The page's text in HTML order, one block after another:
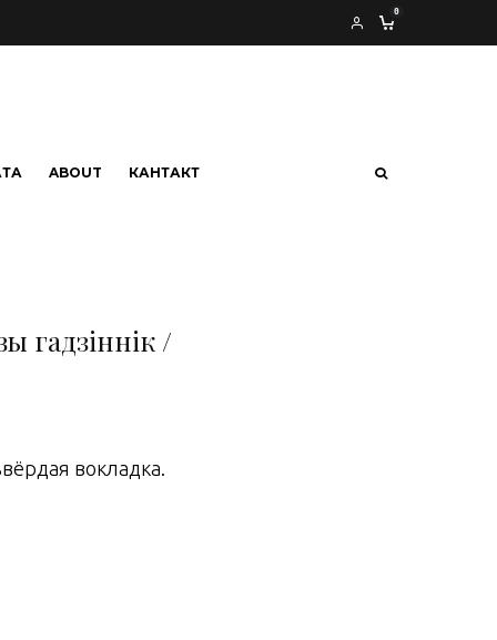
0
ABOUT КАНТАКТ
гадзіннік /
вокладка.